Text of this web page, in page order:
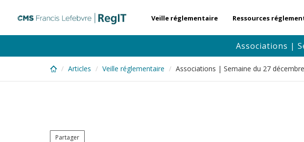
content
Veille réglementaire Ressources
Associations |
Articles Veille réglementaire Associations | Semaine du 27
Partager